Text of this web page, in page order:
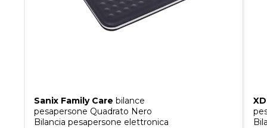
Sanix Family Care bilance
pesapersone Quadrato Nero
Bilancia pesapersone elettronica